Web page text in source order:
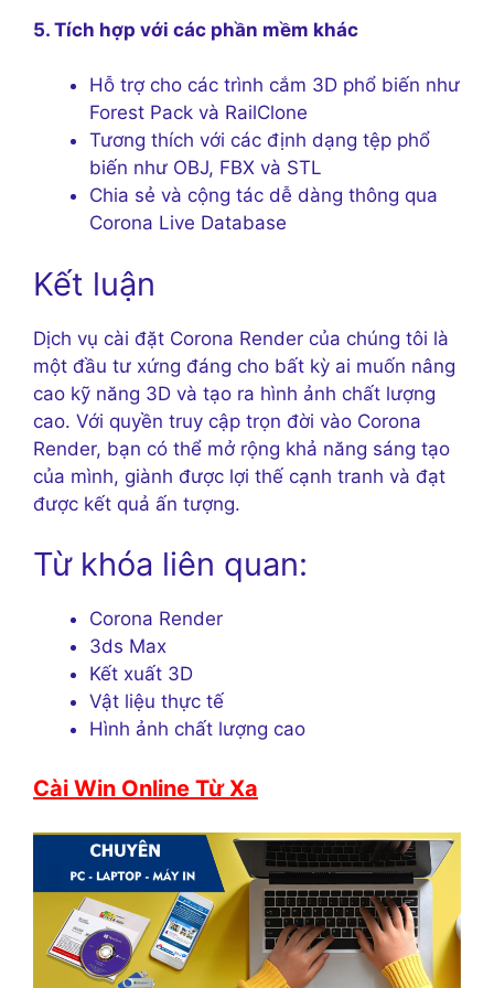
5. Tích hợp với các phần mềm khác
Hỗ trợ cho các trình cắm 3D phổ biến như
Forest Pack và RailClone
Tương thích với các định dạng tệp phổ
biến như OBJ, FBX và STL
Chia sẻ và cộng tác dễ dàng thông qua
Corona Live Database
Kết luận
Dịch vụ cài đặt Corona Render của chúng tôi là
một đầu tư xứng đáng cho bất kỳ ai muốn nâng
cao kỹ năng 3D và tạo ra hình ảnh chất lượng
cao. Với quyền truy cập trọn đời vào Corona
Render, bạn có thể mở rộng khả năng sáng tạo
của mình, giành được lợi thế cạnh tranh và đạt
được kết quả ấn tượng.
Từ khóa liên quan:
Corona Render
3ds Max
Kết xuất 3D
Vật liệu thực tế
Hình ảnh chất lượng cao
Cài Win Online Từ Xa